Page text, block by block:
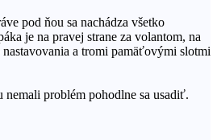
pod ňou sa nachádza všetko
je na pravej strane za volantom, na
a tromi pamäťovými slotmi
nemali problém pohodlne sa usadiť.